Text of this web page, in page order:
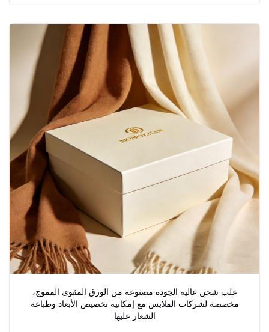
علب شحن عالية الجودة مصنوعة من الورق المقوى المموج،
مخصصة لشركات الملابس مع إمكانية تخصيص الأبعاد وطباعة
الشعار عليها